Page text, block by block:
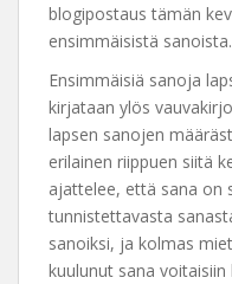
blogipostaus tämän
ensimmäisistä sanoista.
Ensimmäisiä sanoja
kirjataan ylös
lapsen sanojen
erilainen riippuen siitä
ajattelee, että sana on
tunnistettavasta
sanoiksi, ja kolmas
kuulunut sana voitaisiin